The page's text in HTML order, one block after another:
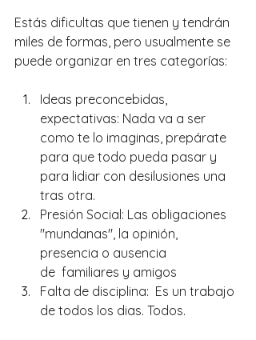
Estás dificultas que tienen y tendrán
miles de formas, pero usualmente se
puede organizar en tres categorías:
Ideas preconcebidas,
expectativas: Nada va a ser
como te lo imaginas, prepárate
para que todo pueda pasar y
para lidiar con desilusiones una
tras otra.
Presión Social: Las obligaciones
"mundanas", la opinión,
presencia o ausencia
de  familiares y amigos
Falta de disciplina:  Es un trabajo
de todos los dias. Todos.